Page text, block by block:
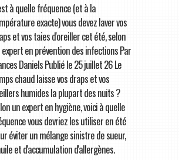
à quelle fréquence (et à la
exacte) vous devez laver vos
et vos taies d'oreiller cet été, selon
expert en prévention des infections Par
Daniels Publié le 25 juillet 26 Le
chaud laisse vos draps et vos
humides la plupart des nuits ?
un expert en hygiène, voici à quelle
vous devriez les utiliser en été
éviter un mélange sinistre de sueur,
et d'accumulation d'allergènes.